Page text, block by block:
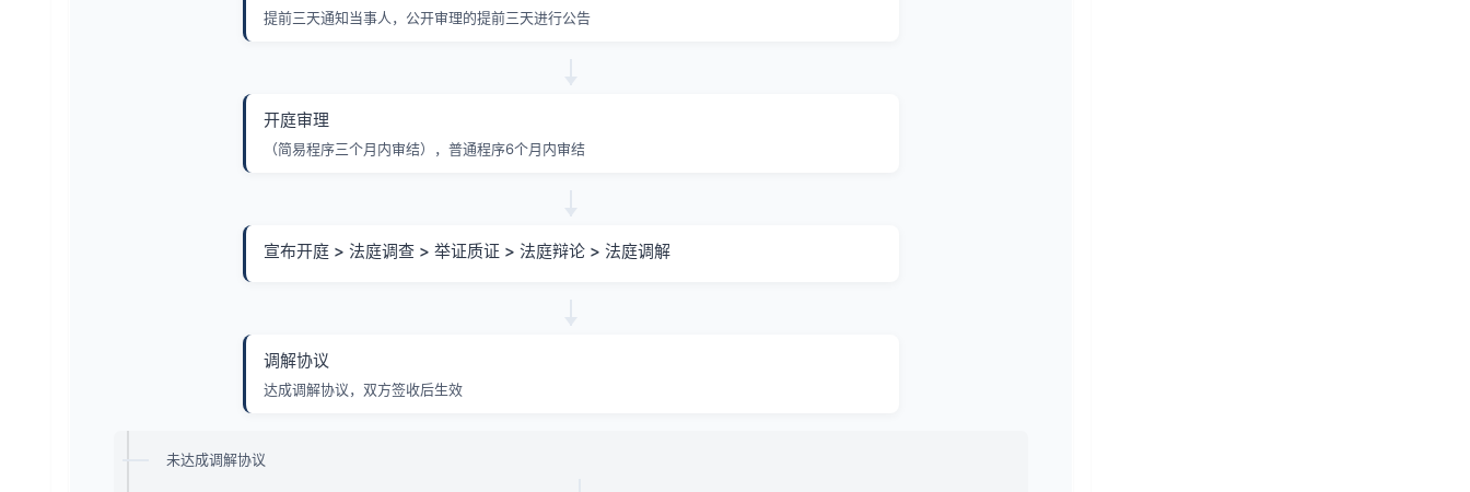
提前三天通知当事人，公开审理的提前三天进行公告
开庭审理
（简易程序三个月内审结），普通程序6个月内审结
宣布开庭 > 法庭调查 > 举证质证 > 法庭辩论 > 法庭调解
调解协议
达成调解协议，双方签收后生效
未达成调解协议